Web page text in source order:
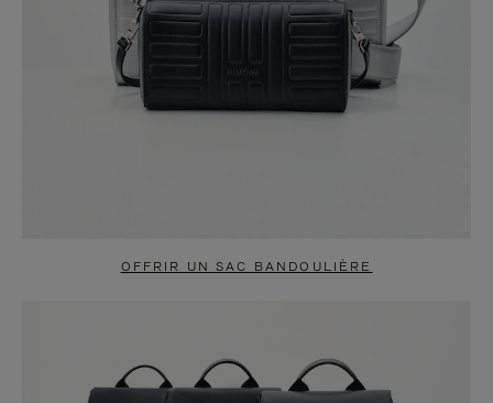
OFFRIR UN SAC BANDOULIÈRE